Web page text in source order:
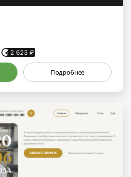
2 623 ₽
Подробнее